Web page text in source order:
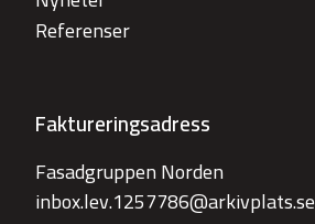
Referenser
Faktureringsadress
Fasadgruppen Norden
inbox.lev.1257786@arkivplats.se